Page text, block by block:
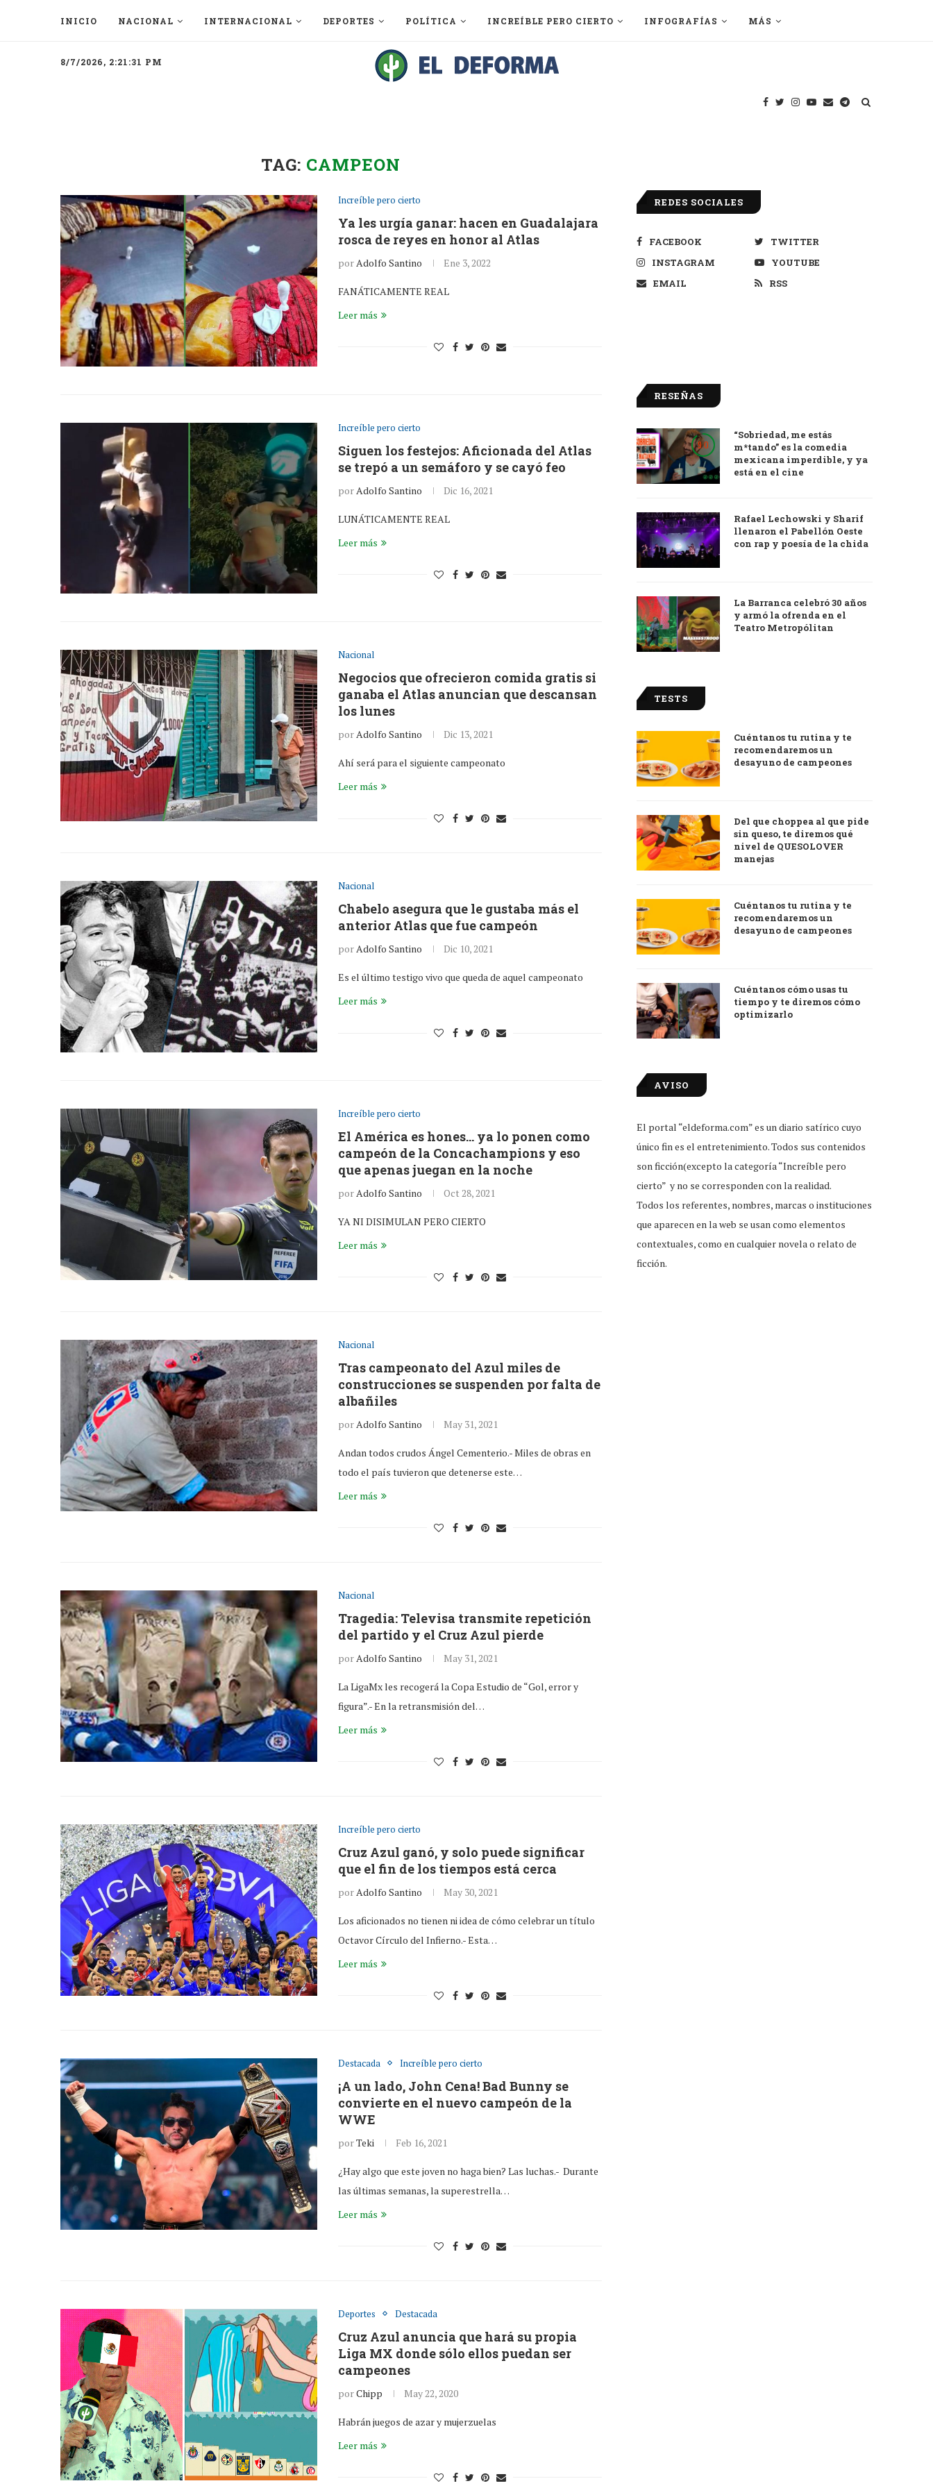
INICIO NACIONAL INTERNACIONAL DEPORTES POLÍTICA INCREÍBLE PERO CIERTO INFOGRAFÍAS MÁS
8/7/2026, 2:21:31 PM
TAG: CAMPEON
Increíble pero cierto
Ya les urgía ganar: hacen en Guadalajara
rosca de reyes en honor al Atlas
porAdolfo Santino Ene 3, 2022
FANÁTICAMENTE REAL
Leer más
Increíble pero cierto
Siguen los festejos: Aficionada del Atlas
se trepó a un semáforo y se cayó feo
por Adolfo Santino Dic 16, 2021
LUNÁTICAMENTE REAL
Leer más
Nacional
Negocios que ofrecieron comida gratis si
ganaba el Atlas anuncian que descansan
los lunes
porAdolfo Santino Dic 13, 2021
Ahí será para el siguiente campeonato
Leer más
Nacional
Chabelo asegura que le gustaba más el
anterior Atlas que fue campeón
porAdolfo Santino Dic 10, 2021
Es el último testigo vivo que queda de aquel campeonato
Leer más
Increíble pero cierto
El América es hones… ya lo ponen como
campeón de la Concachampions y eso
que apenas juegan en la noche
porAdolfo Santino Oct 28, 2021
YA NI DISIMULAN PERO CIERTO
Leer más
Nacional
Tras campeonato del Azul miles de
construcciones se suspenden por falta de
albañiles
porAdolfo Santino May 31, 2021
Andan todos crudos Ángel Cementerio.- Miles de obras en
todo el país tuvieron que detenerse este…
Leer más
Nacional
Tragedia: Televisa transmite repetición
del partido y el Cruz Azul pierde
porAdolfo Santino May 31, 2021
La LigaMx les recogerá la Copa Estudio de “Gol, error y
figura”.- En la retransmisión del…
Leer más
Increíble pero cierto
Cruz Azul ganó, y solo puede significar
que el fin de los tiempos está cerca
porAdolfo Santino May 30, 2021
Los aficionados no tienen ni idea de cómo celebrar un título
Octavor Círculo del Infierno.- Esta…
Leer más
Destacada Increíble pero cierto
¡A un lado, John Cena! Bad Bunny se
convierte en el nuevo campeón de la
WWE
porTeki Feb 16, 2021
¿Hay algo que este joven no haga bien? Las luchas.- Durante
las últimas semanas, la superestrella…
Leer más
Deportes Destacada
Cruz Azul anuncia que hará su propia
Liga MX donde sólo ellos puedan ser
campeones
porChipp May 22, 2020
Habrán juegos de azar y mujerzuelas
Leer más
REDES SOCIALES
FACEBOOK
TWITTER
INSTAGRAM
YOUTUBE
EMAIL
RSS
RESEÑAS
9.0
“Sobriedad, me estás
m*tando” es la comedia
mexicana imperdible, y ya
está en el cine
Rafael Lechowski y Sharif
llenaron el Pabellón Oeste
con rap y poesía de la chida
La Barranca celebró 30 años
y armó la ofrenda en el
Teatro Metropólitan
TESTS
Cuéntanos tu rutina y te
recomendaremos un
desayuno de campeones
Del que choppea al que pide
sin queso, te diremos qué
nivel de QUESOLOVER
manejas
Cuéntanos tu rutina y te
recomendaremos un
desayuno de campeones
Cuéntanos cómo usas tu
tiempo y te diremos cómo
optimizarlo
AVISO
El portal “eldeforma.com” es un diario satírico cuyo
único fin es el entretenimiento. Todos sus contenidos
son ficción(excepto la categoría “Increíble pero
cierto” y no se corresponden con la realidad.
Todos los referentes, nombres, marcas o instituciones
que aparecen en la web se usan como elementos
contextuales, como en cualquier novela o relato de
ficción.